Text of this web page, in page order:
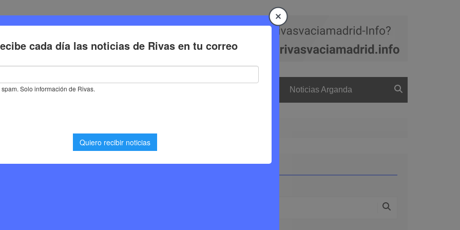
Deporte Cultura Trabajo Noticias Arganda
presenta el
de 2025 al Consejo